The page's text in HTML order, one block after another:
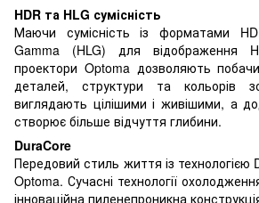
HDR та HLG сумісність
Маючи сумісність із форматами
Gamma (HLG) для відображення
проектори Optoma дозволяють
деталей, структури та кольорів
виглядають цілішими і живішими, а
створює більше відчуття глибини.
DuraCore
Передовий стиль життя із технологією
Optoma. Сучасні технології
інноваційна пиленепроникна